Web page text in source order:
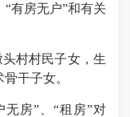
“有房无户”和有关
村村民子女，生
干子女。
房”、“租房”对